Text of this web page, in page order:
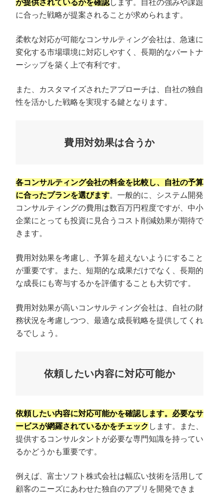
が提供されているかを確認します。自社の強みや課題
に合った戦略が提案されることが求められます。
柔軟な対応が可能なコンサルティング会社は、急速に
変化する市場環境に対応しやすく、長期的なパートナ
ーシップを築く上で有利です。
また、カスタマイズされたアプローチは、自社の独自
性を活かした戦略を実現する鍵となります。
費用対効果は合うか
各コンサルティング会社の料金を比較し、自社の予算
に合ったプランを選びます。一般的に、システム開発
コンサルティングの費用は数百万円程度ですが、中小
企業にとっても投資に見合うコスト削減効果が期待で
きます。
費用対効果を考慮し、予算を超えないようにすること
が重要です。また、短期的な成果だけでなく、長期的
な成長にも寄与するかを評価することも大切です。
費用対効果が高いコンサルティング会社は、自社の財
務状況を考慮しつつ、最適な成長戦略を提供してくれ
るでしょう。
依頼したい内容に対応可能か
依頼したい内容に対応可能かを確認します。必要なサ
ービスが網羅されているかをチェック します。また、
提供するコンサルタントが必要な専門知識を持ってい
るかどうかも重要です。
例えば、富士ソフト株式会社は幅広い技術を活用して
顧客のニーズにあわせた独自のアプリを開発できま